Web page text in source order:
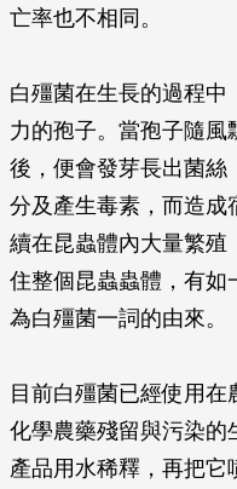
亡率也不相同。
白殭菌在生長的過程
力的孢子。當孢子隨風
後，便會發芽長出菌絲
分及產生毒素，而造成
續在昆蟲體內大量繁殖
住整個昆蟲蟲體，有如
為白殭菌一詞的由來。
目前白殭菌已經使用
化學農藥殘留與污染的
產品用水稀釋，再把它